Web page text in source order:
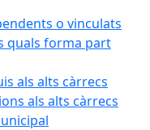
o vinculats
quals forma part
als alts càrrecs
als alts càrrecs